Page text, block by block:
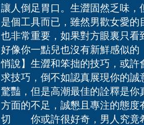
讓人倒足胃口。生澀固然乏味
是個工具而已，雖然男歡女愛
也非常重要，如果對方眼裏只
好像你一點兒也沒有新鮮感似
悄說】生澀和笨拙的技巧，或
求技巧，倒不如認真展現你的
驚豔，但是高潮最佳的詮釋是
方面的不足，誠懇且專注的態
切 你或許很好奇，男人究竟